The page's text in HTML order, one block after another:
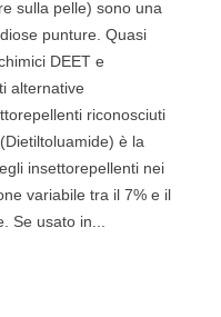
sulla pelle) sono una
punture. Quasi
DEET e
alternative
riconosciuti
è la
insettorepellenti nei
variabile tra il 7% e il
Se usato in...